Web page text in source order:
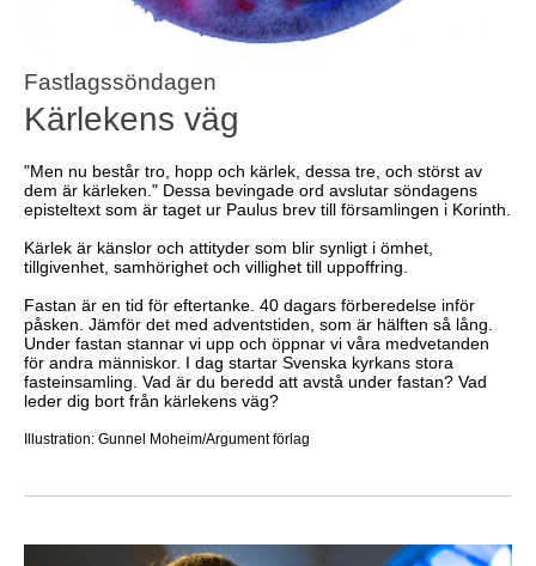
Fastlagssöndagen
Kärlekens väg
"Men nu består tro, hopp och kärlek, dessa tre, och störst av
dem är kärleken." Dessa bevingade ord avslutar söndagens
episteltext som är taget ur Paulus brev till församlingen i Korinth.
Kärlek är känslor och attityder som blir synligt i ömhet,
tillgivenhet, samhörighet och villighet till uppoffring.
Fastan är en tid för eftertanke. 40 dagars förberedelse inför
påsken. Jämför det med adventstiden, som är hälften så lång.
Under fastan stannar vi upp och öppnar vi våra medvetanden
för andra människor. I dag startar Svenska kyrkans stora
fasteinsamling. Vad är du beredd att avstå under fastan? Vad
leder dig bort från kärlekens väg?
Illustration: Gunnel Moheim/Argument förlag